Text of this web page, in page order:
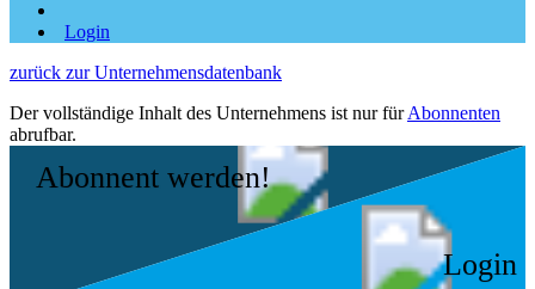
Login
zurück zur Unternehmensdatenbank
Der vollständige Inhalt des Unternehmens ist nur fürAbonnenten
abrufbar.
Abonnent werden!
Login